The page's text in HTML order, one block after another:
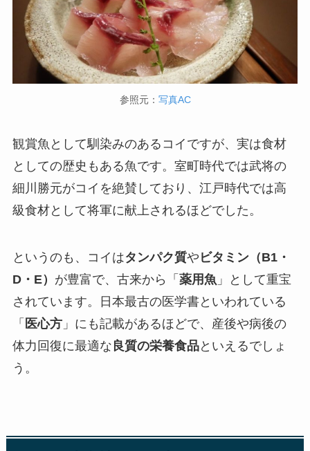
参照元： 写真AC
観賞魚として馴染みのあるコイですが、実は食材
としての歴史もある魚です。室町時代では武将の
細川勝元がコイを絶賛しており、江戸時代では高
級食材として将軍に献上されるほどでした。
というのも、コイはタンパク質や ビタミン（B1・
D・E） が豊富で、古来から「 薬用魚」として重宝
されています。日本最古の医学書といわれている
「 医心方」にも記載があるほどで、産後や病後の
体力回復に最適な 良質の栄養食品といえるでしょ
う。